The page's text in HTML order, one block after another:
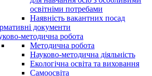
освітніми потребами
Наявність вакантних посад
документи
методична робота
Методична робота
Науково-методична діяльність
Екологічна освіта та виховання
Самоосвіта